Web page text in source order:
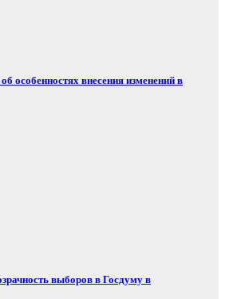
особенностях внесения изменений в
выборов в Госдуму в